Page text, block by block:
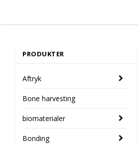
PRODUKTER
Aftryk
Bone harvesting
biomaterialer
Bonding